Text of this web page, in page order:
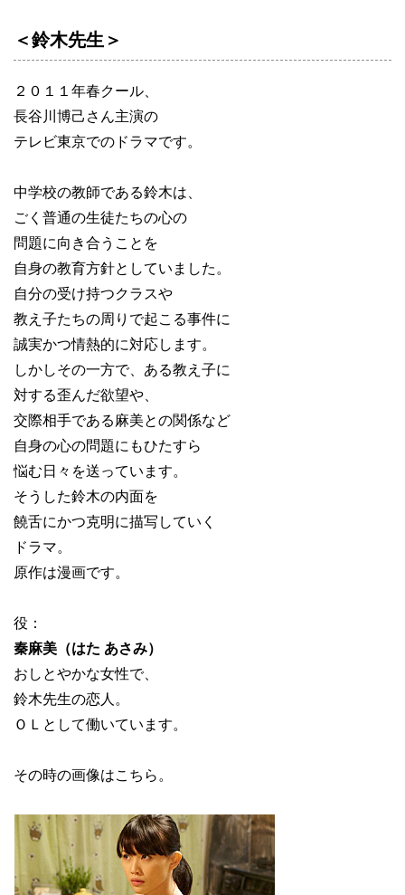
＜鈴木先生＞
２０１１年春クール、
長谷川博己さん主演の
テレビ東京でのドラマです。
中学校の教師である鈴木は、
ごく普通の生徒たちの心の
問題に向き合うことを
自身の教育方針としていました。
自分の受け持つクラスや
教え子たちの周りで起こる事件に
誠実かつ情熱的に対応します。
しかしその一方で、ある教え子に
対する歪んだ欲望や、
交際相手である麻美との関係など
自身の心の問題にもひたすら
悩む日々を送っています。
そうした鈴木の内面を
饒舌にかつ克明に描写していく
ドラマ。
原作は漫画です。
役：
秦麻美（はた あさみ）
おしとやかな女性で、
鈴木先生の恋人。
ＯＬとして働いています。
その時の画像はこちら。